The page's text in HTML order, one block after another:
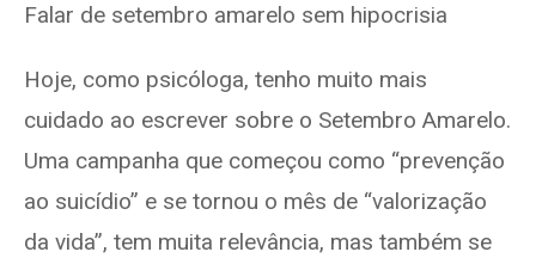
ce
b
o
o
k
e
gr
a
m
at
s
A
p
p
ar
e
Falar de setembro amarelo sem hipocrisia
Hoje, como psicóloga, tenho muito mais
cuidado ao escrever sobre o Setembro Amarelo.
Uma campanha que começou como “prevenção
ao suicídio” e se tornou o mês de “valorização
da vida”, tem muita relevância, mas também se